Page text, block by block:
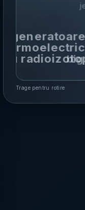
big
generatoare
cu
Trage pentru rotire